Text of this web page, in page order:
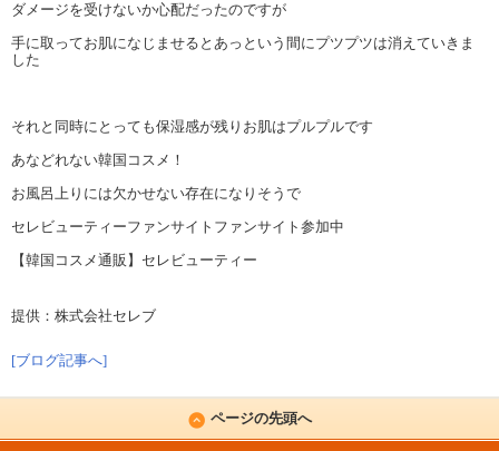
ダメージを受けないか心配だったのですが
手に取ってお肌になじませるとあっという間にプツプツは消えていきま
した
それと同時にとっても保湿感が残りお肌はプルプルです
あなどれない韓国コスメ！
お風呂上りには欠かせない存在になりそうで
セレビューティーファンサイトファンサイト参加中
【韓国コスメ通販】セレビューティー
提供：株式会社セレブ
[ブログ記事へ]
ページの先頭へ